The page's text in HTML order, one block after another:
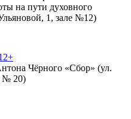
на пути духовного
1, зале №12)
Чёрного «Сбор» (ул.
№ 20)